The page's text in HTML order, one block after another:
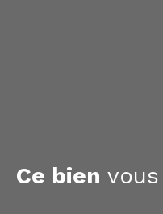
Ce bien